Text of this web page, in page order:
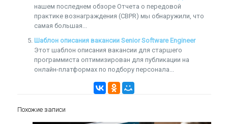
нашем последнем обзоре Отчета о передовой
практике вознаграждения (CBPR) мы обнаружили, что
самая большая...
Шаблон описания вакансии Senior Software Engineer
Этот шаблон описания вакансии для старшего
программиста оптимизирован для публикации на
онлайн-платформах по подбору персонала...
Похожие записи